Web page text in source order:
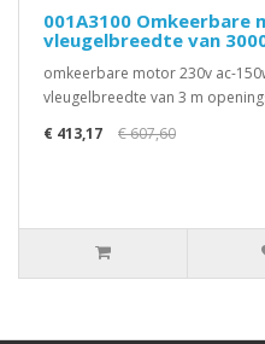
001A3100
vleugelbreedte van
omkeerbare motor 230v ac-
vleugelbreedte van 3 m
€ 413,17
€ 607,60